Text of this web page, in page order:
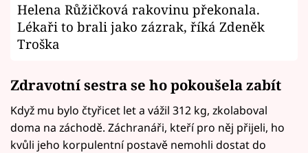
Helena Růžičková rakovinu překonala.
Lékaři to brali jako zázrak, říká Zdeněk
Troška
Zdravotní sestra se ho pokoušela zabít
Když mu bylo čtyřicet let a vážil 312 kg, zkolaboval
doma na záchodě. Záchranáři, kteří pro něj přijeli, ho
kvůli jeho korpulentní postavě nemohli dostat do